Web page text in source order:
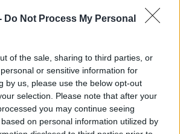
Do Not Process My Personal
of the sale, sharing to third parties, or
or sensitive information for
by us, please use the below opt-out
selection. Please note that after your
you may continue seeing
on personal information utilized by
tornano a casa. Venerdì 20 Febbraio
formato da
in uno spazio che da sempre dialoga
estivo, la scelta del teatro non è casuale.
balere, nei teatri respiriamo il teatro
casa", sono gli stessi Gatti Mezzi a dirlo
Città del Teatro